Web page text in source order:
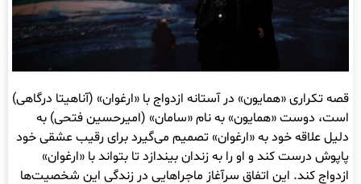
قصه تکراری «همایون» در آستانه ازدواج با «ارغوان» (آناهیتا درگاهی)
است، دوست «همایون» به نام «سامان» (امیرحسین فتحی) به
دلیل علاقه خود به «ارغوان» تصمیم می‌گیرد برای رقیب عشقی خود
پاپوش درست کند و او را به زندان بیندازد تا بتواند با «ارغوان»
ازدواج کند. این اتفاق سرآغاز ماجراهایی در زندگی این شخصیت‌ها